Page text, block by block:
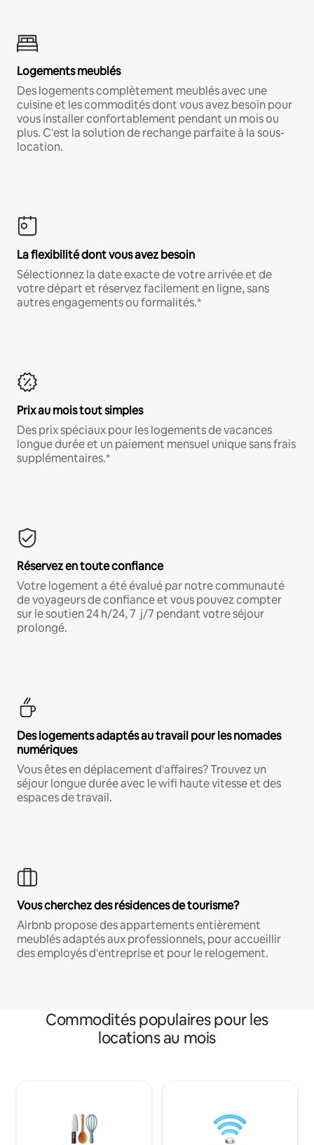
Logements meublés
Des logements complètement meublés avec une
cuisine et les commodités dont vous avez besoin pour
vous installer confortablement pendant un mois ou
plus. C'est la solution de rechange parfaite à la sous-
location.
La flexibilité dont vous avez besoin
Sélectionnez la date exacte de votre arrivée et de
votre départ et réservez facilement en ligne, sans
autres engagements ou formalités.*
Prix au mois tout simples
Des prix spéciaux pour les logements de vacances
longue durée et un paiement mensuel unique sans frais
supplémentaires.*
Réservez en toute confiance
Votre logement a été évalué par notre communauté
de voyageurs de confiance et vous pouvez compter
sur le soutien 24 h/24, 7 j/7 pendant votre séjour
prolongé.
Des logements adaptés au travail pour les nomades
numériques
Vous êtes en déplacement d'affaires? Trouvez un
séjour longue durée avec le wifi haute vitesse et des
espaces de travail.
Vous cherchez des résidences de tourisme?
Airbnb propose des appartements entièrement
meublés adaptés aux professionnels, pour accueillir
des employés d'entreprise et pour le relogement.
Commodités populaires pour les
locations au mois